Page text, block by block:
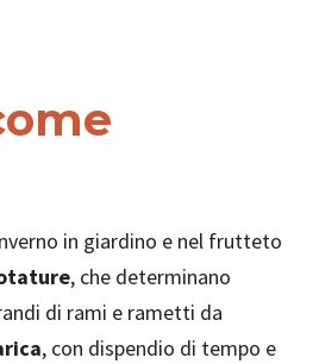
in giardino e nel frutteto
, che determinano
di rami e rametti da
, con dispendio di tempo e